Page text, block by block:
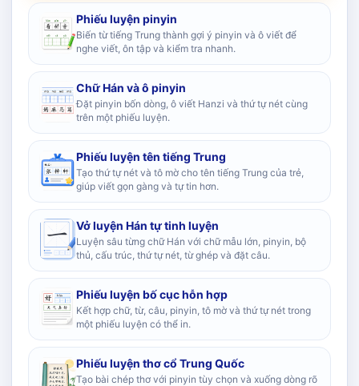
Phiếu luyện pinyin
Biến từ tiếng Trung thành gợi ý pinyin và ô viết để
nghe viết, ôn tập và kiểm tra nhanh.
Chữ Hán và ô pinyin
Đặt pinyin bốn dòng, ô viết Hanzi và thứ tự nét cùng
trên một phiếu luyện.
Phiếu luyện tên tiếng Trung
Tạo thứ tự nét và tô mờ cho tên tiếng Trung của trẻ,
giúp viết gọn gàng và tự tin hơn.
Vở luyện Hán tự tinh luyện
Luyện sâu từng chữ Hán với chữ mẫu lớn, pinyin, bộ
thủ, cấu trúc, thứ tự nét, từ ghép và đặt câu.
Phiếu luyện bố cục hỗn hợp
Kết hợp chữ, từ, câu, pinyin, tô mờ và thứ tự nét trong
một phiếu luyện có thể in.
Phiếu luyện thơ cổ Trung Quốc
Tạo bài chép thơ với pinyin tùy chọn và xuống dòng rõ